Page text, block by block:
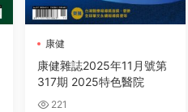
康健
康健雜誌2025年11月號第
317期 2025特色醫院
221